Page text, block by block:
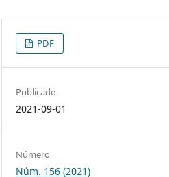
PDF
Publicado
2021-09-01
Número
Núm. 156 (2021)